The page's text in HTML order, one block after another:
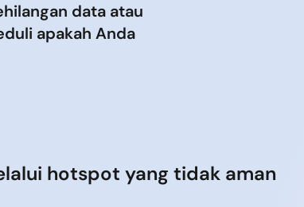
data atau
apakah Anda
hotspot yang tidak aman